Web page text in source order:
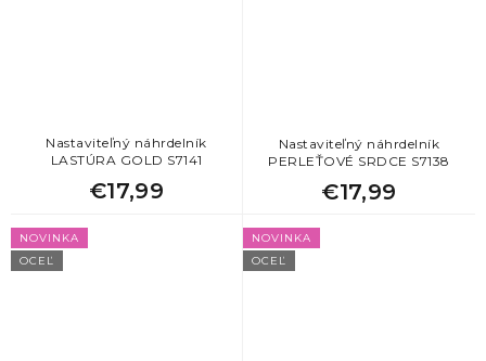
Nastaviteľný náhrdelník
LASTÚRA GOLD S7141
€17,99
Nastaviteľný náhrdelník
PERLEŤOVÉ SRDCE S7138
€17,99
NOVINKA
OCEĽ
NOVINKA
OCEĽ